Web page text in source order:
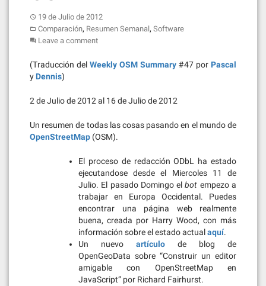
19 de Julio de 2012
Comparación, Resumen Semanal, Software
Leave a comment
(Traducción del Weekly OSM Summary #47 por Pascal
y Dennis)
2 de Julio de 2012 al 16 de Julio de 2012
Un resumen de todas las cosas pasando en el mundo de
OpenStreetMap (OSM).
El proceso de redacción ODbL ha estado
ejecutandose desde el Miercoles 11 de
Julio. El pasado Domingo elbot empezo a
trabajar en Europa Occidental. Puedes
encontrar una página web realmente
buena, creada por Harry Wood, con más
información sobre el estado actualaquí.
Un nuevo artículo de blog de
OpenGeoData sobre “Construir un editor
amigable con OpenStreetMap en
JavaScript” por Richard Fairhurst.